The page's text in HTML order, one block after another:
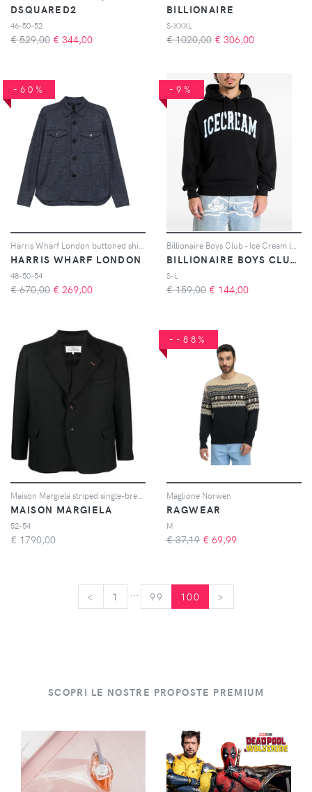
DSQUARED2
46-50-52
€ 529,00 € 344,00
BILLIONAIRE
S-XXXL
€ 1020,00 € 306,00
-60%
HARRIS WHARF LONDON
48-50-54
€ 670,00 € 269,00
-9%
BILLIONAIRE BOYS CLUB - ICE CREAM
S-L
€ 159,00 € 144,00
MAISON MARGIELA
52-54
€ 1790,00
--88%
Maglione Norwen
RAGWEAR
M
€ 37,19 € 69,99
< 1 99 100 >
SCOPRI LE NOSTRE PROPOSTE PREMIUM